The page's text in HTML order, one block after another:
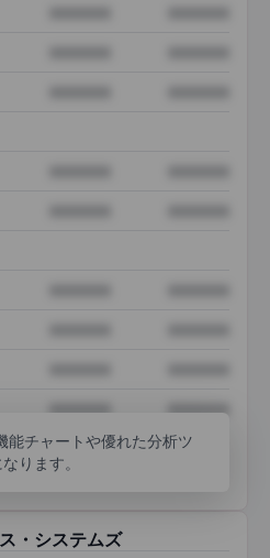
XXXXXXX
XXXXXXX
能チャートや優れた分析ツ
ります。
・システムズ